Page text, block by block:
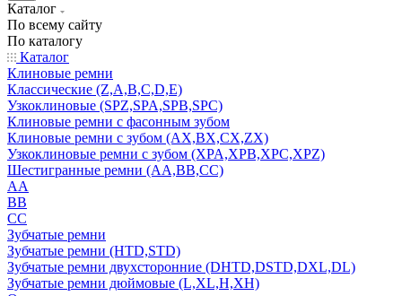
Каталог
По всему сайту
По каталогу
Каталог
Клиновые ремни
Классические (Z,A,B,C,D,E)
Узкоклиновые (SPZ,SPA,SPB,SPC)
Клиновые ремни с фасонным зубом
Клиновые ремни с зубом (AX,BX,CX,ZX)
Узкоклиновые ремни с зубом (XPA,XPB,XPC,XPZ)
Шестигранные ремни (AA,BB,CC)
AA
BB
CC
Зубчатые ремни
Зубчатые ремни (HTD,STD)
Зубчатые ремни двухсторонние (DHTD,DSTD,DXL,DL)
Зубчатые ремни дюймовые (L,XL,H,XH)